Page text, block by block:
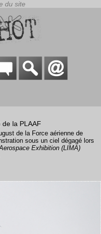
de la PLAAF
de la Force aérienne de
sous un ciel dégagé lors
Exhibition (LIMA)